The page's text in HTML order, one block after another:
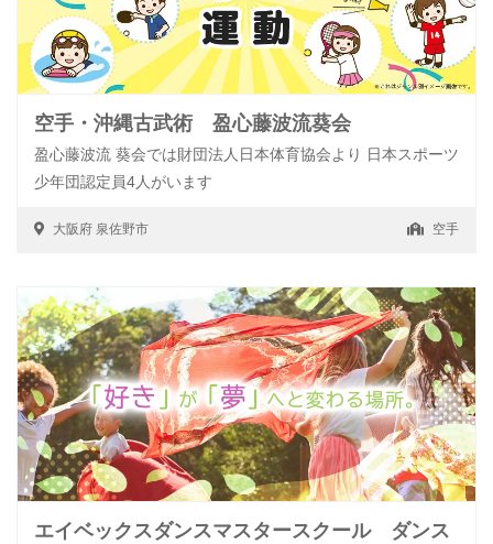
空手・沖縄古武術 盈心藤波流葵会
盈心藤波流 葵会では財団法人日本体育協会より 日本スポーツ
少年団認定員4人がいます
大阪府 泉佐野市 空手
エイベックスダンスマスタースクール ダンス